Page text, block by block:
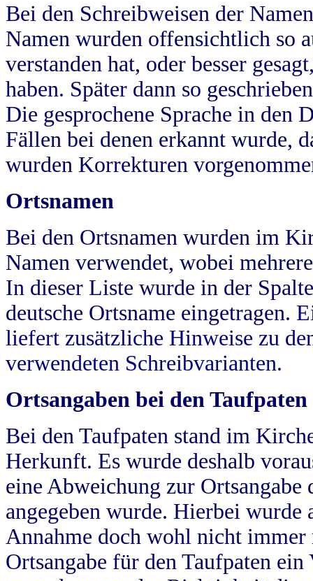
Bei den Schreibweisen der
Namen wurden offensichtlich so
verstanden hat, oder besser
haben. Später dann so
Die gesprochene Sprache in
Fällen bei denen erkannt wurde,
wurden Korrekturen
Ortsnamen
Bei den Ortsnamen wurden im
Namen verwendet, wobei
In dieser Liste wurde in der
deutsche Ortsname eingetragen.
liefert zusätzliche Hinweise zu
verwendeten Schreibvarianten.
Ortsangaben bei den Taufpaten
Bei den Taufpaten stand im
Herkunft. Es wurde deshalb
eine Abweichung zur
angegeben wurde. Hierbei wurde
Annahme doch wohl nicht
Ortsangabe für den Taufpaten